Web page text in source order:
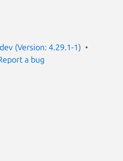
(Version: 4.29.1-1)
a bug